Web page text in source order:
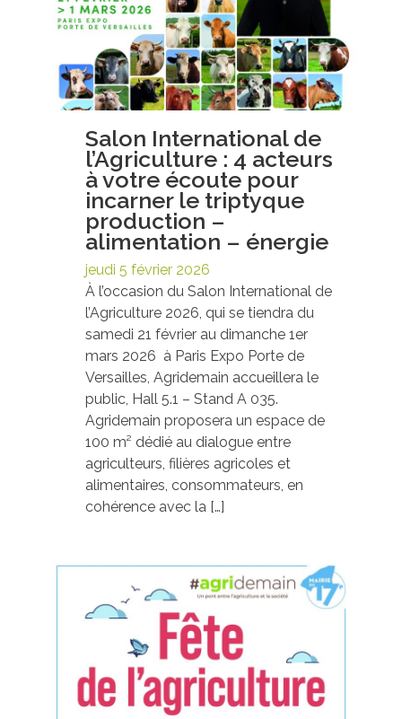
Salon International de
l’Agriculture : 4 acteurs
à votre écoute pour
incarner le triptyque
production –
alimentation – énergie
jeudi 5 février 2026
À l’occasion du Salon International de
l’Agriculture 2026, qui se tiendra du
samedi 21 février au dimanche 1er
mars 2026 à Paris Expo Porte de
Versailles, Agridemain accueillera le
public, Hall 5.1 – Stand A 035.
Agridemain proposera un espace de
100 m² dédié au dialogue entre
agriculteurs, filières agricoles et
alimentaires, consommateurs, en
cohérence avec la […]